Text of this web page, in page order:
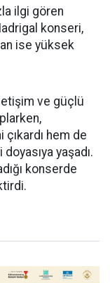
ilgi gören
konseri,
ise yüksek
ve güçlü
çıkardı hem de
yaşadı.
konserde